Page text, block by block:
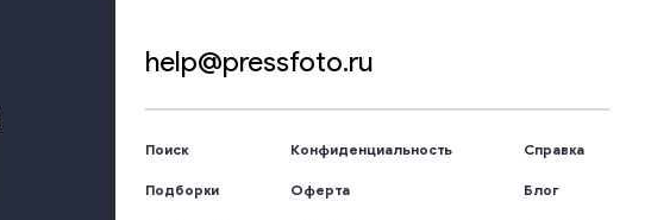
help@pressfoto.ru
Поиск
Подборки
Конфиденциальность
Оферта
Справка
Блог